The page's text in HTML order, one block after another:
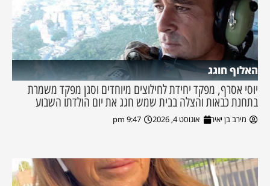
האלוף חוגג
יוסי אסרף, מפקד יחידת לחילוצים מיוחדים וסגן מפקד משמרת
בתחנת כבאות והצלה בבית שמש חגג את יום הולדתו השבוע
מירב בן יאיר אוגוסט 4, 2026 9:47 pm